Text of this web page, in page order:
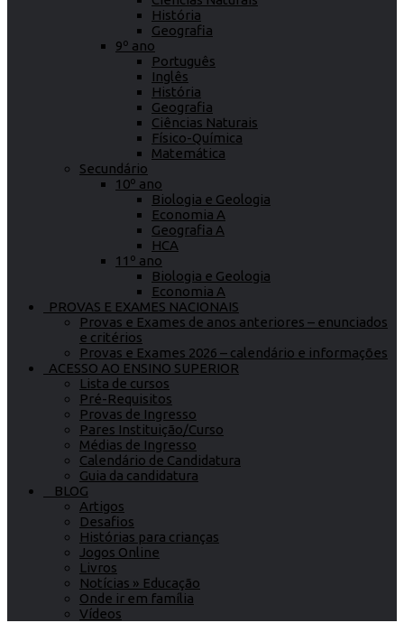
História
Geografia
9º ano
Português
Inglês
História
Geografia
Ciências Naturais
Físico-Química
Matemática
Secundário
10º ano
Biologia e Geologia
Economia A
Geografia A
HCA
11º ano
Biologia e Geologia
Economia A
PROVAS E EXAMES NACIONAIS
Provas e Exames de anos anteriores – enunciados
e critérios
Provas e Exames 2026 – calendário e informações
ACESSO AO ENSINO SUPERIOR
Lista de cursos
Pré-Requisitos
Provas de Ingresso
Pares Instituição/Curso
Médias de Ingresso
Calendário de Candidatura
Guia da candidatura
BLOG
Artigos
Desafios
Histórias para crianças
Jogos Online
Livros
Notícias » Educação
Onde ir em família
Vídeos